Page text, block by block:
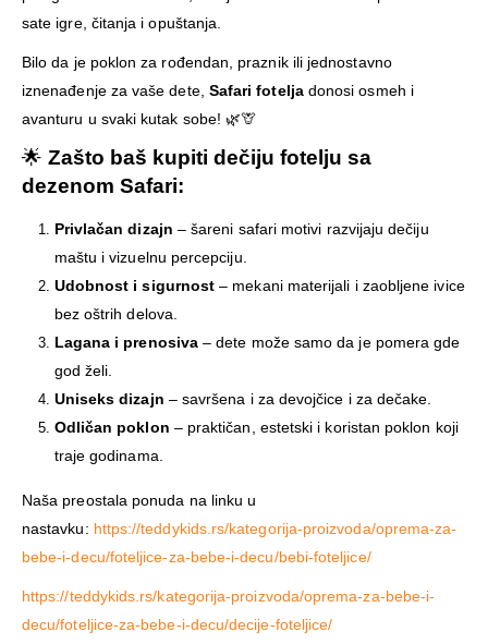
sate igre, čitanja i opuštanja.
Bilo da je poklon za rođendan, praznik ili jednostavno
iznenađenje za vaše dete, Safari foteljadonosi osmeh i
avanturu u svaki kutak sobe! 🌿🦒
🌟 Zašto baš kupiti dečiju fotelju sa
dezenom Safari:
Privlačan dizajn – šareni safari motivi razvijaju dečiju
maštu i vizuelnu percepciju.
Udobnost i sigurnost – mekani materijali i zaobljene ivice
bez oštrih delova.
Lagana i prenosiva– dete može samo da je pomera gde
god želi.
Uniseks dizajn – savršena i za devojčice i za dečake.
Odličan poklon – praktičan, estetski i koristan poklon koji
traje godinama.
Naša preostala ponuda na linku u
nastavku: https://teddykids.rs/kategorija-proizvoda/oprema-za-
bebe-i-decu/foteljice-za-bebe-i-decu/bebi-foteljice/
https://teddykids.rs/kategorija-proizvoda/oprema-za-bebe-i-
decu/foteljice-za-bebe-i-decu/decije-foteljice/